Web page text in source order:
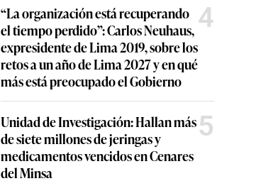
“La organización está recuperando
el tiempo perdido”: Carlos Neuhaus,
expresidente de Lima 2019, sobre los
retos a un año de Lima 2027 y en qué
más está preocupado el Gobierno
4
Unidad de Investigación: Hallan más
de siete millones de jeringas y
medicamentos vencidos en Cenares
del Minsa
5